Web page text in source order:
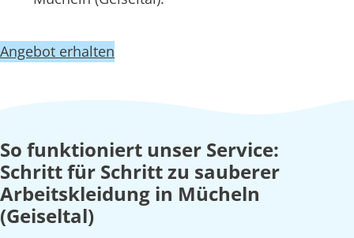
Angebot erhalten
So funktioniert unser Service:
Schritt für Schritt zu sauberer
Arbeitskleidung in Mücheln
(Geiseltal)